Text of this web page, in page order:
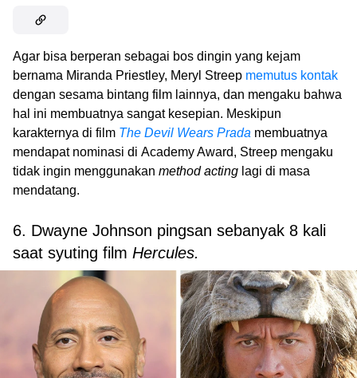
Agar bisa berperan sebagai bos dingin yang kejam
bernama Miranda Priestley, Meryl Streep memutus kontak
dengan sesama bintang film lainnya, dan mengaku bahwa
hal ini membuatnya sangat kesepian. Meskipun
karakternya di film The Devil Wears Prada membuatnya
mendapat nominasi di Academy Award, Streep mengaku
tidak ingin menggunakan method acting lagi di masa
mendatang.
6. Dwayne Johnson pingsan sebanyak 8 kali
saat syuting film Hercules.